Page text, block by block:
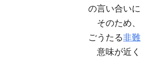
の言い合いに
そのため、
ごうたる非難
意味が近く